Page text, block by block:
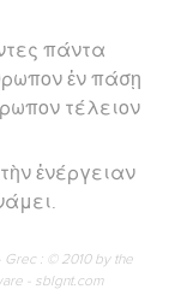
πάντα
ἐν πάσῃ
τέλειον
ἐνέργειαν
Grec : © 2010 by the
- sblgnt.com